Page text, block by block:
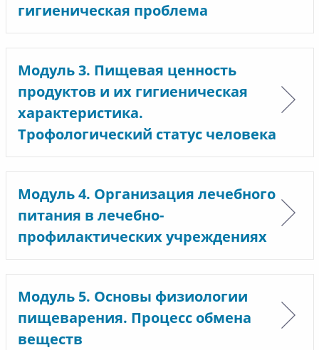
гигиеническая проблема
Модуль 3. Пищевая ценность
продуктов и их гигиеническая
характеристика.
Трофологический статус человека
Модуль 4. Организация лечебного
питания в лечебно-
профилактических учреждениях
Модуль 5. Основы физиологии
пищеварения. Процесс обмена
веществ